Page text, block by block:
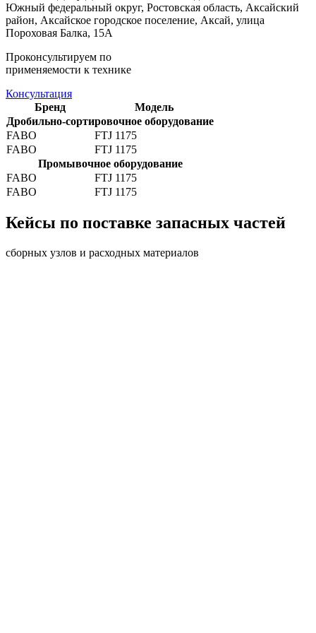
Южный федеральный округ, Ростовская область, Аксайский
район, Аксайское городское поселение, Аксай, улица
Пороховая Балка, 15А
Проконсультируем по
применяемости к технике
Консультация
Бренд
Модель
Дробильно-сортировочное оборудование
FABO
FTJ 1175
FABO
FTJ 1175
Промывочное оборудование
FABO
FTJ 1175
FABO
FTJ 1175
Кейсы по поставке запасных частей
сборных узлов и расходных материалов